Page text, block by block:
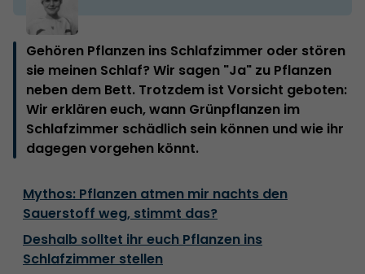
Gehören Pflanzen ins Schlafzimmer oder stören
sie meinen Schlaf? Wir sagen "Ja" zu Pflanzen
neben dem Bett. Trotzdem ist Vorsicht geboten:
Wir erklären euch, wann Grünpflanzen im
Schlafzimmer schädlich sein können und wie ihr
dagegen vorgehen könnt.
Mythos: Pflanzen atmen mir nachts den
Sauerstoff weg, stimmt das?
Deshalb solltet ihr euch Pflanzen ins
Schlafzimmer stellen